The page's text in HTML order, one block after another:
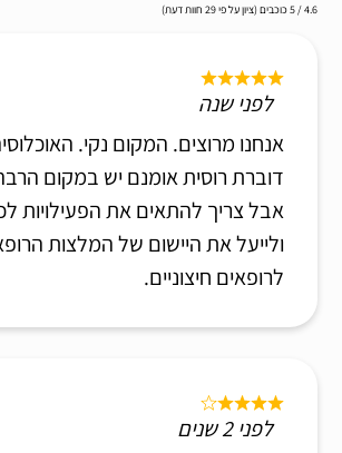
4.6 / 5 כוכבים (ציון על פי 29 חוות דעת)
לפני שנה
אנחנו מרוצים. המקום נקי.
דוברת רוסית אומנם יש במקום
אבל צריך להתאים את הפעילויות
ולייעל את היישום של המלצות
לרופאים חיצוניים.
לפני 2 שנים